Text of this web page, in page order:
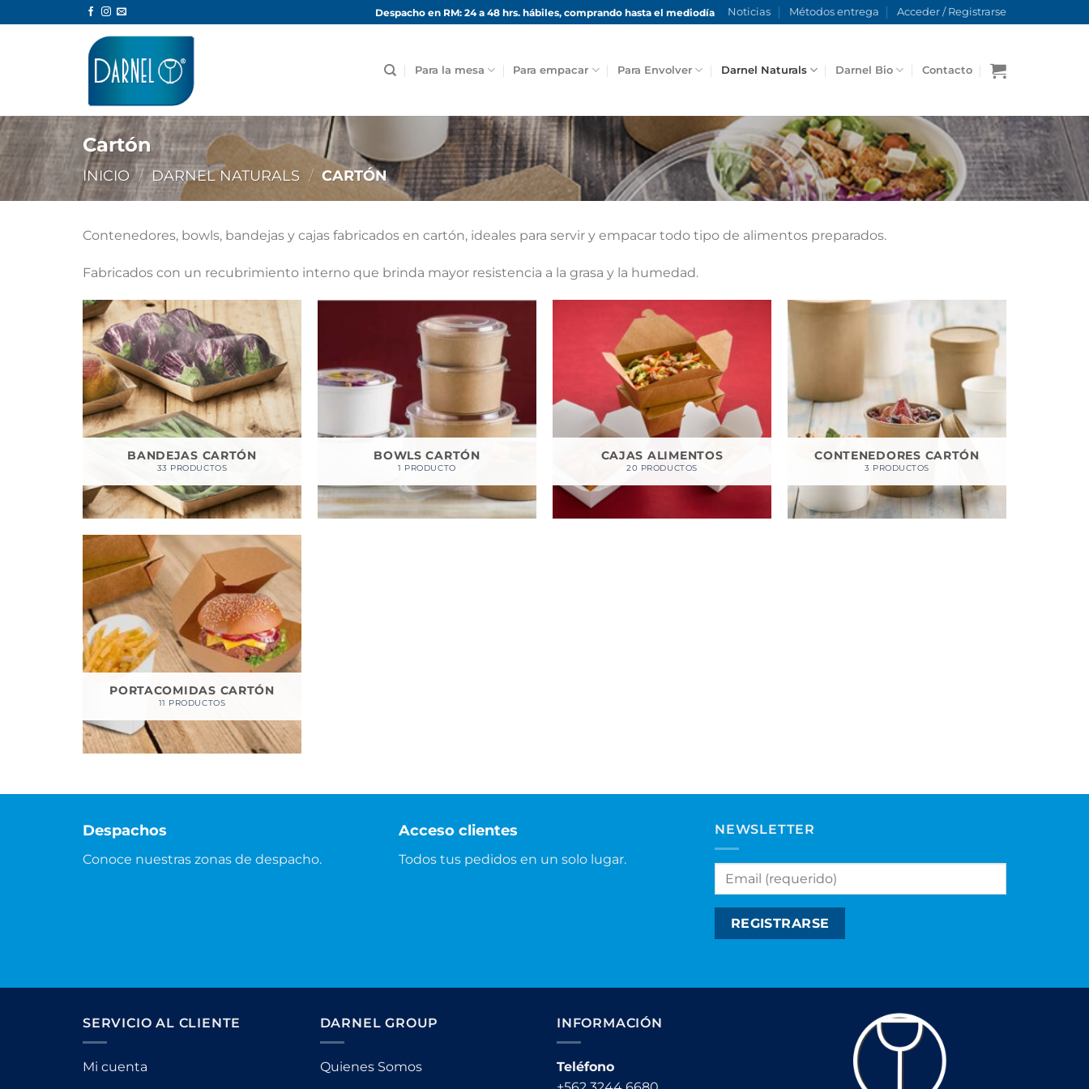
al
Despacho en RM: 24 a 48 hrs. hábiles, comprando hasta el mediodía Noticias Métodos entrega Acceder / Registrarse
Para la mesa Para empacar Para Envolver Darnel Naturals Darnel Bio Contacto
Cartón
INICIO / DARNEL NATURALS / CARTÓN
Contenedores, bowls, bandejas y cajas fabricados en cartón, ideales para servir y empacar todo tipo de alimentos preparados.
Fabricados con un recubrimiento interno que brinda mayor resistencia a la grasa y la humedad.
BANDEJAS CARTÓN
33 PRODUCTOS
BOWLS CARTÓN
1 PRODUCTO
CAJAS ALIMENTOS
20 PRODUCTOS
CONTENEDORES CARTÓN
3 PRODUCTOS
PORTACOMIDAS CARTÓN
11 PRODUCTOS
Despachos
Conoce nuestras zonas de despacho.
Acceso clientes
Todos tus pedidos en un solo lugar.
NEWSLETTER
SERVICIO AL CLIENTE
Mi cuenta
DARNEL GROUP
Quienes Somos
INFORMACIÓN
Teléfono